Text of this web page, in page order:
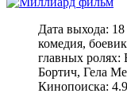
Дата выхода:
комедия,
главных
Бортич, Гела
Кинопоиска: